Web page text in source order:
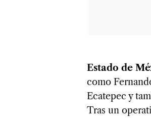
Estado de
como
Ecatepec y
Tras un